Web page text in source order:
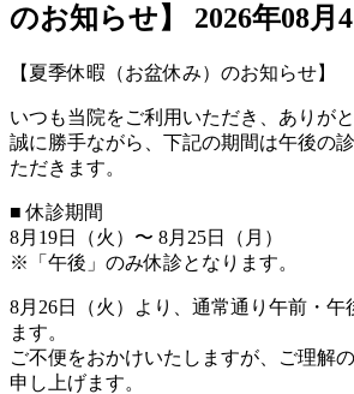
のお知らせ】
2026年08月
【夏季休暇（お盆休み）のお知らせ】
いつも当院をご利用いただき、ありが
誠に勝手ながら、下記の期間は午後の
ただきます。
■ 休診期間
8月19日（火）〜 8月25日（月）
※「午後」のみ休診となります。
8月26日（火）より、通常通り午前・午
ます。
ご不便をおかけいたしますが、ご理解
申し上げます。